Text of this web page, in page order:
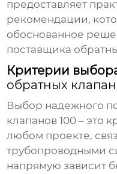
предоставляет
рекомендации,
обоснованное
поставщика
Критерии
обратных
Выбор надежного
клапанов 100 – это
любом проекте,
трубопроводными
напрямую зависит